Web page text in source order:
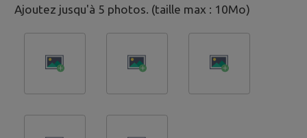
Ajoutez jusqu'à 5 photos. (taille max : 10Mo)